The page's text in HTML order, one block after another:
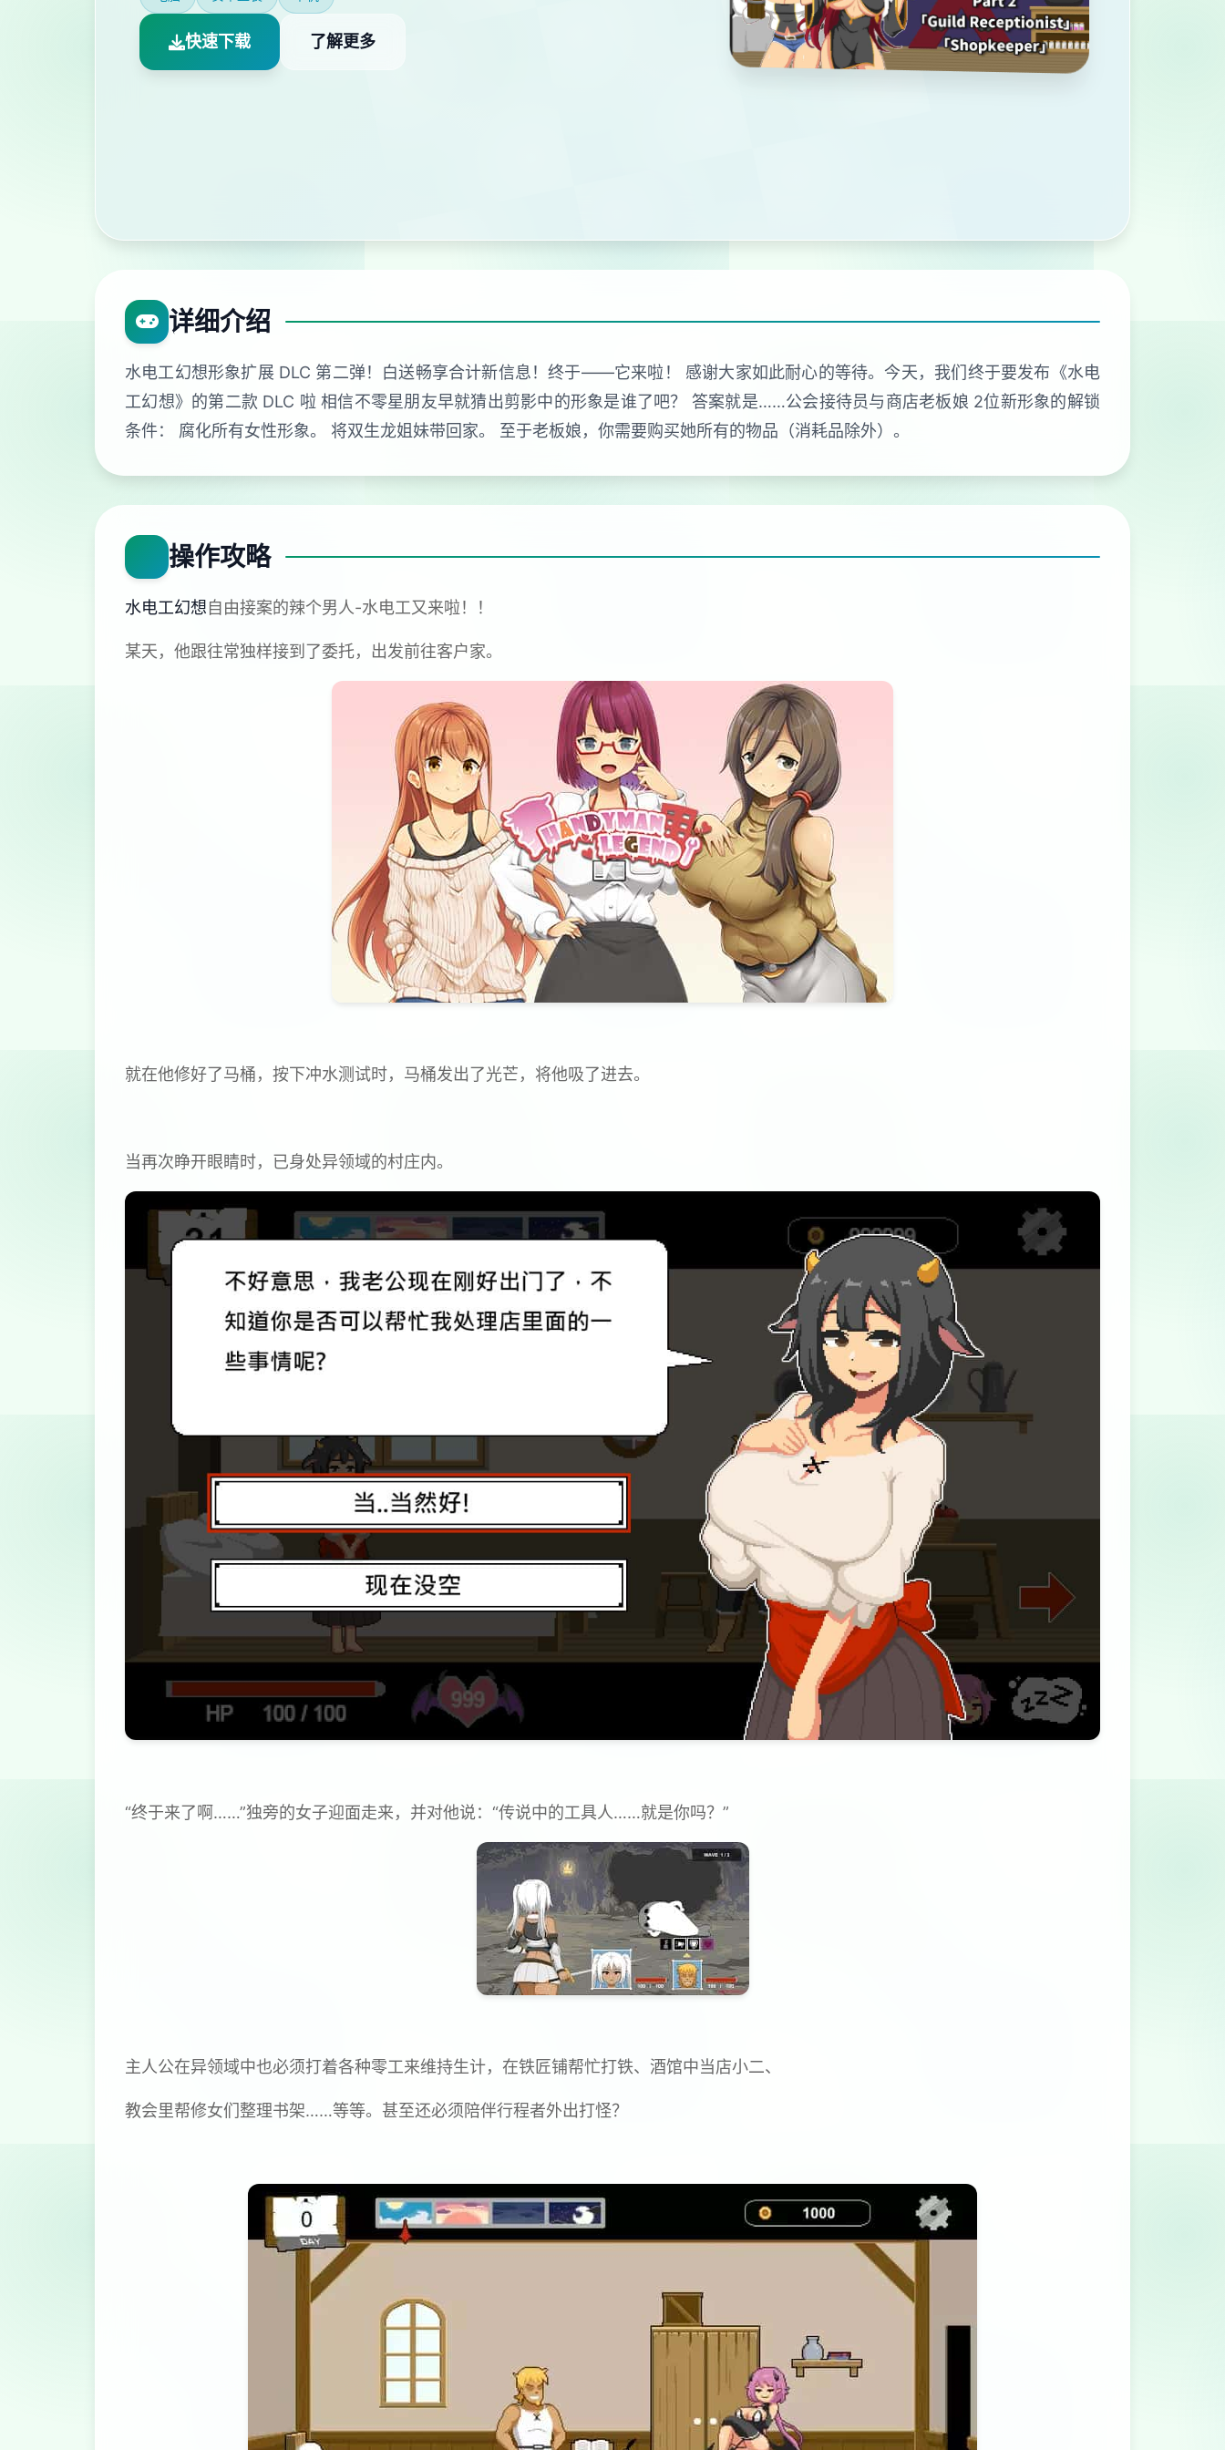
快速下载 了解更多
详细介绍
水电工幻想形象扩展 DLC 第二弹！白送畅享合计新信息！终于——它来啦！ 感谢大家如此耐心的等待。今天，我们终于要发布《水电
工幻想》的第二款 DLC 啦 相信不零星朋友早就猜出剪影中的形象是谁了吧？ 答案就是……公会接待员与商店老板娘 2位新形象的解锁
条件： 腐化所有女性形象。 将双生龙姐妹带回家。 至于老板娘，你需要购买她所有的物品（消耗品除外）。
操作攻略
水电工幻想自由接案的辣个男人-水电工又来啦！！
某天，他跟往常独样接到了委托，出发前往客户家。
就在他修好了马桶，按下冲水测试时，马桶发出了光芒，将他吸了进去。
当再次睁开眼睛时，已身处异领域的村庄内。
“终于来了啊……”独旁的女子迎面走来，并对他说：“传说中的工具人……就是你吗？”
主人公在异领域中也必须打着各种零工来维持生计，在铁匠铺帮忙打铁、酒馆中当店小二、
教会里帮修女们整理书架……等等。甚至还必须陪伴行程者外出打怪？